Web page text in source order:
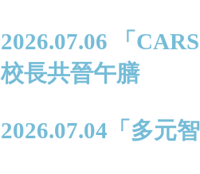
2026.07.06 「
校長共晉午膳
2026.07.04「多元